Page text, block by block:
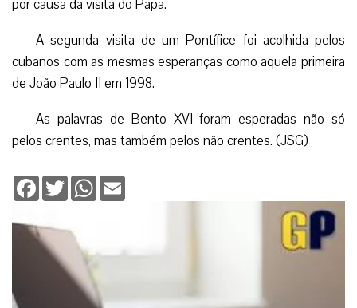
por causa da visita do Papa.
A segunda visita de um Pontífice foi acolhida pelos
cubanos com as mesmas esperanças como aquela primeira
de João Paulo II em 1998.
As palavras de Bento XVI foram esperadas não só
pelos crentes, mas também pelos não crentes. (JSG)
Facebook
TwitterWhatsApp